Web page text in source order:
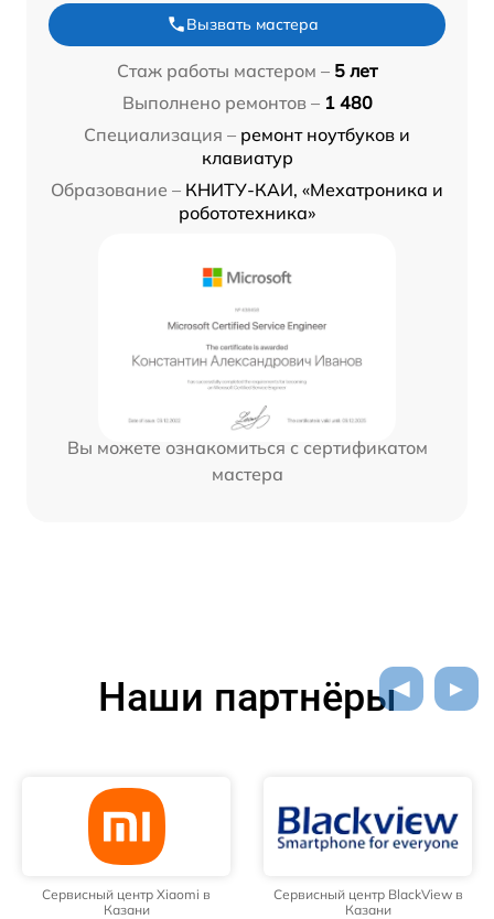
Вызвать мастера
Стаж работы мастером – 5 лет
Выполнено ремонтов – 1 480
Специализация – ремонт ноутбуков и
клавиатур
Образование – КНИТУ-КАИ, «Мехатроника и
робототехника»
Вы можете ознакомиться с сертификатом
мастера
Наши партнёры
Сервисный центр Xiaomi в
Казани
Сервисный центр BlackView в
Казани